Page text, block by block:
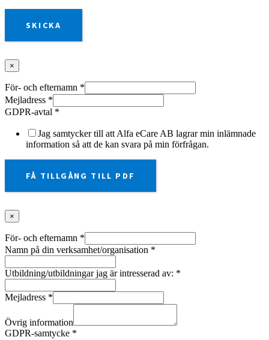
SKICKA
×
För- och efternamn *
Mejladress *
GDPR-avtal *
Jag samtycker till att Alfa eCare AB lagrar min inlämnade
information så att de kan svara på min förfrågan.
FÅ TILLGÅNG TILL PDF
×
För- och efternamn *
Namn på din verksamhet/organisation *
Utbildning/utbildningar jag är intresserad av: *
Mejladress *
Övrig information
GDPR-samtycke *